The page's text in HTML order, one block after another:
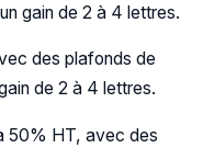
gain de 2 à 4 lettres.
des plafonds de
de 2 à 4 lettres.
50% HT, avec des